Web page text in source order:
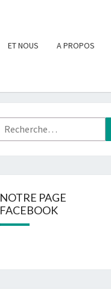
ET NOUS A PROPOS
Rechercher :
NOTRE PAGE
FACEBOOK